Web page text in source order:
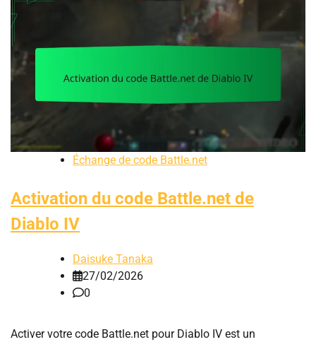
Échange de code Battle.net
Activation du code Battle.net de
Diablo IV
Daisuke Tanaka
27/02/2026
0
Activer votre code Battle.net pour Diablo IV est un